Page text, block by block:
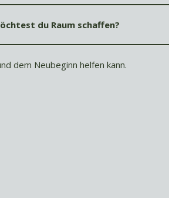
du Raum schaffen?
dem Neubeginn helfen kann.